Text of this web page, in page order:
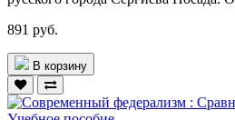
891 руб.
В корзину